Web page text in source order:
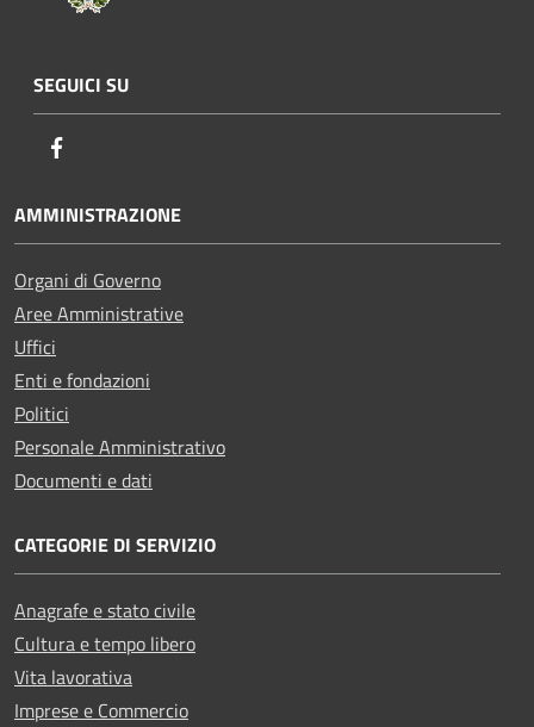
SEGUICI SU
AMMINISTRAZIONE
Organi di Governo
Aree Amministrative
Uffici
Enti e fondazioni
Politici
Personale Amministrativo
Documenti e dati
CATEGORIE DI SERVIZIO
Anagrafe e stato civile
Cultura e tempo libero
Vita lavorativa
Imprese e Commercio